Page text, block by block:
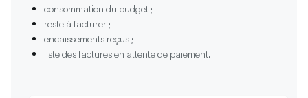
consommation du budget ;
reste à facturer ;
encaissements reçus ;
liste des factures en attente de paiement.